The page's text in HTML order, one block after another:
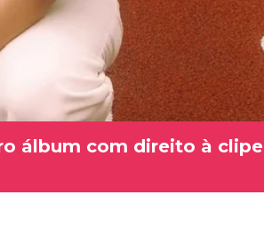
álbum com direito à clipe